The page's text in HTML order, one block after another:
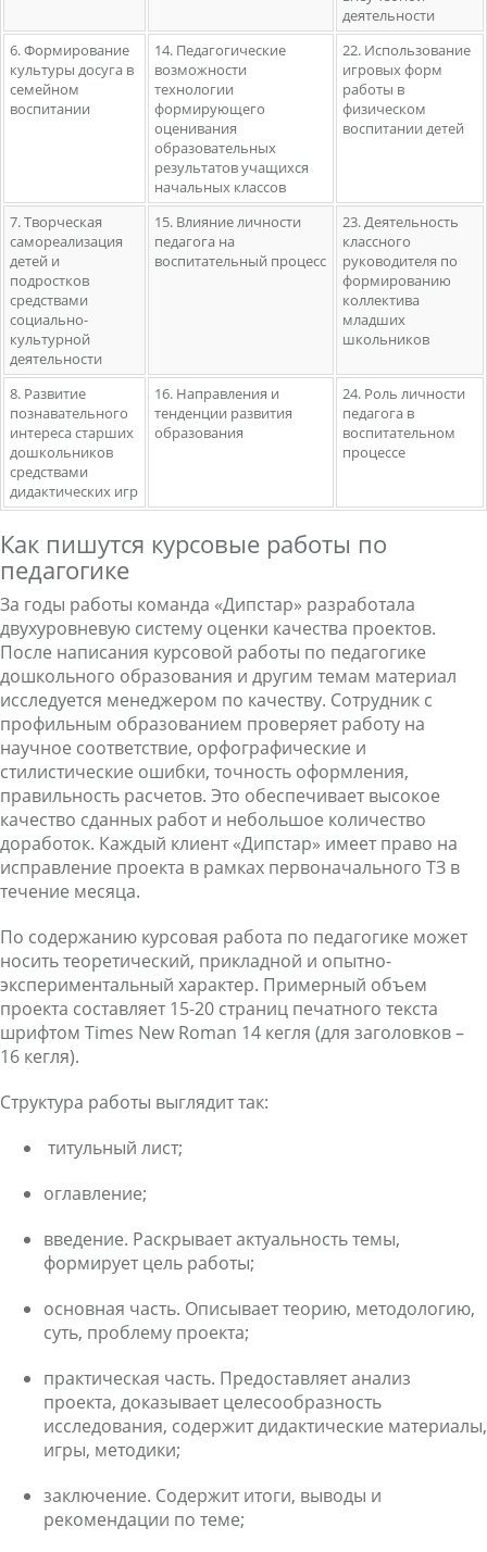
деятельности
6. Формирование
культуры досуга в
семейном
воспитании
14. Педагогические
возможности
технологии
формирующего
оценивания
образовательных
результатов учащихся
начальных классов
22. Использование
игровых форм
работы в
физическом
воспитании детей
7. Творческая
самореализация
детей и
подростков
средствами
социально-
культурной
деятельности
15. Влияние личности
педагога на
воспитательный процесс
23. Деятельность
классного
руководителя по
формированию
коллектива
младших
школьников
8. Развитие
познавательного
интереса старших
дошкольников
средствами
дидактических игр
16. Направления и
тенденции развития
образования
24. Роль личности
педагога в
воспитательном
процессе
Как пишутся курсовые работы по
педагогике
За годы работы команда «Дипстар» разработала
двухуровневую систему оценки качества проектов.
После написания курсовой работы по педагогике
дошкольного образования и другим темам материал
исследуется менеджером по качеству. Сотрудник с
профильным образованием проверяет работу на
научное соответствие, орфографические и
стилистические ошибки, точность оформления,
правильность расчетов. Это обеспечивает высокое
качество сданных работ и небольшое количество
доработок. Каждый клиент «Дипстар» имеет право на
исправление проекта в рамках первоначального ТЗ в
течение месяца.
По содержанию курсовая работа по педагогике может
носить теоретический, прикладной и опытно-
экспериментальный характер. Примерный объем
проекта составляет 15-20 страниц печатного текста
шрифтом Times New Roman 14 кегля (для заголовков –
16 кегля).
Структура работы выглядит так:
титульный лист;
оглавление;
введение. Раскрывает актуальность темы,
формирует цель работы;
основная часть. Описывает теорию, методологию,
суть, проблему проекта;
практическая часть. Предоставляет анализ
проекта, доказывает целесообразность
исследования, содержит дидактические материалы,
игры, методики;
заключение. Содержит итоги, выводы и
рекомендации по теме;